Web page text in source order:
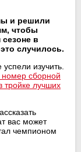
и решили
чтобы
в
случилось.
изучить.
сборной
тройке лучших
вас может
чемпионом